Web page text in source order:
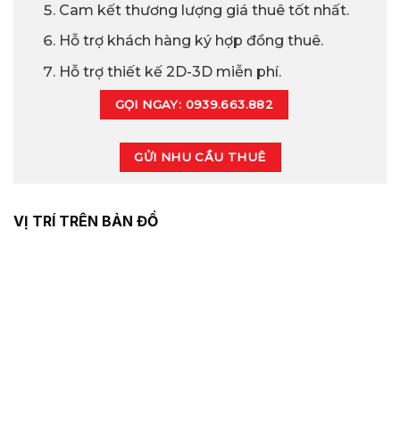
Cam kết thương lượng giá thuê tốt nhất.
Hỗ trợ khách hàng ký hợp đồng thuê.
Hỗ trợ thiết kế 2D-3D miễn phí.
GỌI NGAY: 0939.663.882
GỬI NHU CẦU THUÊ
VỊ TRÍ TRÊN BẢN ĐỒ